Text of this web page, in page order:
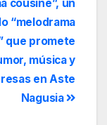
cousine”, un
“melodrama
que promete
música y
en Aste
Nagusia